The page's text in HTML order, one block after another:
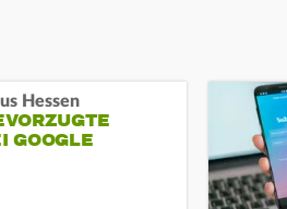
Hessen
GOOGLE